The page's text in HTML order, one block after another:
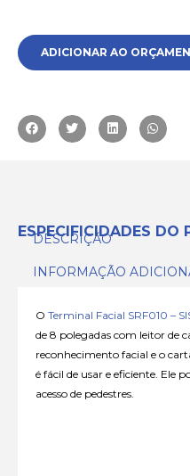
ADICIONAR AO
ESPECIFICIDADES DO
DESCRIÇÃO
INFORMAÇÃO
O Terminal Facial SRF010 –
de 8 polegadas com leitor de
reconhecimento facial e o
é fácil de usar e eficiente. Ele
acesso de pedestres.